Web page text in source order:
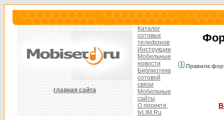
главная сайта
Каталог
сотовых
телефонов
Инструкции
Мобильные
новости
Библиотека
сотовой
связи
Мобильные
сайты
О проекте,
IvLIM.Ru
Правила